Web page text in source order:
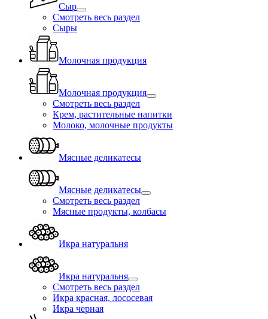
Сыр
Смотреть весь раздел
Сыры
Молочная продукция
Молочная продукция
Смотреть весь раздел
Крем, растительные напитки
Молоко, молочные продукты
Мясные деликатесы
Мясные деликатесы
Смотреть весь раздел
Мясные продукты, колбасы
Икра натуральня
Икра натуральня
Смотреть весь раздел
Икра красная, лососевая
Икра черная